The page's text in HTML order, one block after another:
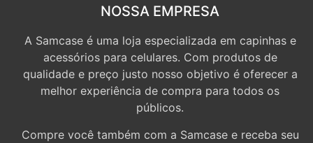
NOSSA EMPRESA
A Samcase é uma loja especializada em capinhas e
acessórios para celulares. Com produtos de
qualidade e preço justo nosso objetivo é oferecer a
melhor experiência de compra para todos os
públicos.
Compre você também com a Samcase e receba seu